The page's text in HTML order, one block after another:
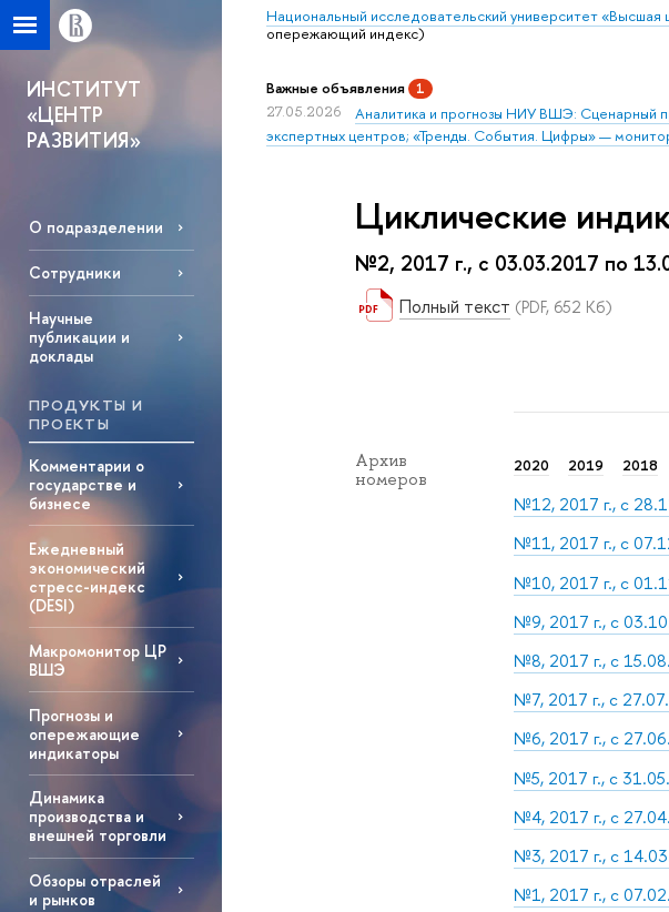
Национальный исследовательский университет «Высшая
опережающий индекс)
ИНСТИТУТ
«ЦЕНТР
РАЗВИТИЯ»
О подразделении
Сотрудники
Научные
публикации и
доклады
ПРОДУКТЫ И
ПРОЕКТЫ
Комментарии о
государстве и
бизнесе
Ежедневный
экономический
стресс-индекс
(DESI)
Макромонитор ЦР
ВШЭ
Прогнозы и
опережающие
индикаторы
Динамика
производства и
внешней торговли
Обзоры отраслей
и рынков
Важные объявления 1
27.05.2026
Аналитика и прогнозы НИУ ВШЭ: Сценарный
экспертных центров; «Тренды. События. Цифры» —
Циклические
№2, 2017 г., с 03.03.2017 по
Полный текст (PDF, 652 Кб)
Архив
номеров
2020 2019 2018
№12, 2017 г., с
№11, 2017 г., с
№10, 2017 г., с
№9, 2017 г., с
№8, 2017 г., с
№7, 2017 г., с
№6, 2017 г., с
№5, 2017 г., с
№4, 2017 г., с
№3, 2017 г., с
№1, 2017 г., с